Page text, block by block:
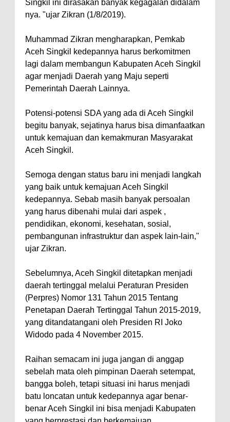
Singkil ini dirasakan banyak kegagalan didalam
nya. "ujar Zikran (1/8/2019).
Muhammad Zikran mengharapkan, Pemkab
Aceh Singkil kedepannya harus berkomitmen
lagi dalam membangun Kabupaten Aceh Singkil
agar menjadi Daerah yang Maju seperti
Pemerintah Daerah Lainnya.
Potensi-potensi SDA yang ada di Aceh Singkil
begitu banyak, sejatinya harus bisa dimanfaatkan
untuk kemajuan dan kemakmuran Masyarakat
Aceh Singkil.
Semoga dengan status baru ini menjadi langkah
yang baik untuk kemajuan Aceh Singkil
kedepannya. Sebab masih banyak persoalan
yang harus dibenahi mulai dari aspek ,
pendidikan, ekonomi, kesehatan, sosial,
pembangunan infrastruktur dan aspek lain-lain,"
ujar Zikran.
Sebelumnya, Aceh Singkil ditetapkan menjadi
daerah tertinggal melalui Peraturan Presiden
(Perpres) Nomor 131 Tahun 2015 Tentang
Penetapan Daerah Tertinggal Tahun 2015-2019,
yang ditandatangani oleh Presiden RI Joko
Widodo pada 4 November 2015.
Raihan semacam ini juga jangan di anggap
sebelah mata oleh pimpinan Daerah setempat,
bangga boleh, tetapi situasi ini harus menjadi
batu loncatan untuk kedepannya agar benar-
benar Aceh Singkil ini bisa menjadi Kabupaten